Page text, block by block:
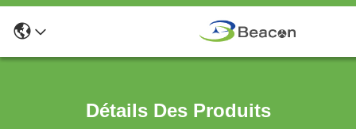
Détails Des Produits